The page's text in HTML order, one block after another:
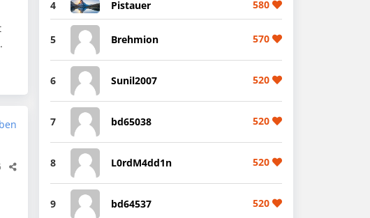
4 Pistauer 580
5 Brehmion 570
6 Sunil2007 520
7 bd65038 520
8 L0rdM4dd1n 520
9 bd64537 520